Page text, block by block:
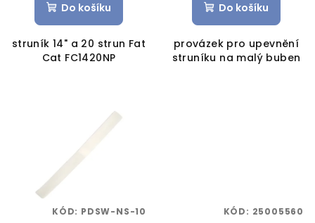
Do košíku
struník 14" a 20 strun Fat
Cat FC1420NP
Do košíku
provázek pro upevnění
struníku na malý buben
KÓD: PDSW-NS-10 KÓD: 25005560